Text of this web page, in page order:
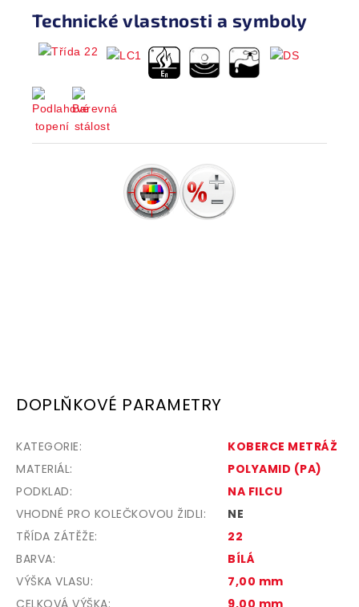
Technické vlastnosti a symboly
DOPLŇKOVÉ PARAMETRY
KATEGORIE:
KOBERCE METRÁŽ
MATERIÁL:
POLYAMID (PA)
PODKLAD:
NA FILCU
VHODNÉ PRO KOLEČKOVOU ŽIDLI:
NE
TŘÍDA ZÁTĚŽE:
22
BARVA:
BÍLÁ
VÝŠKA VLASU:
7,00 mm